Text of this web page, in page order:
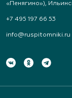
«Пенягино»),
+7 495 197 66 53
info@ruspitomniki.ru